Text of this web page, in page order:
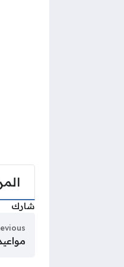
شارك